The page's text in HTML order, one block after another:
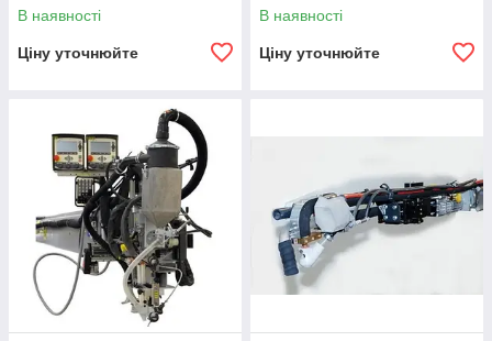
В наявності
Ціну уточнюйте
В наявності
Ціну уточнюйте